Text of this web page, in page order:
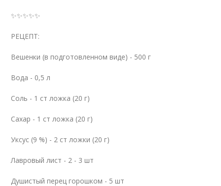
✨✨✨✨✨
РЕЦЕПТ:
Вешенки (в подготовленном виде) - 500 г
Вода - 0,5 л
Соль - 1 ст ложка (20 г)
Сахар - 1 ст ложка (20 г)
Уксус (9 %) - 2 ст ложки (20 г)
Лавровый лист - 2 - 3 шт
Душистый перец горошком - 5 шт